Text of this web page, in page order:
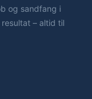
og sandfang i
– altid til